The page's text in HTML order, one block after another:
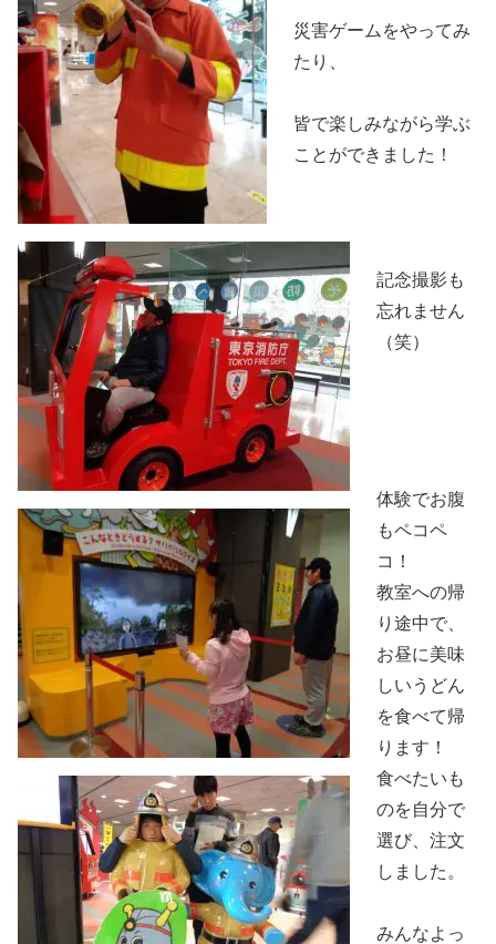
災害ゲームをやってみ
たり、
皆で楽しみながら学ぶ
ことができました！
記念撮影も
忘れません
（笑）
体験でお腹
もペコペ
コ！
教室への帰
り途中で、
お昼に美味
しいうどん
を食べて帰
ります！
食べたいも
のを自分で
選び、注文
しました。
みんなよっ